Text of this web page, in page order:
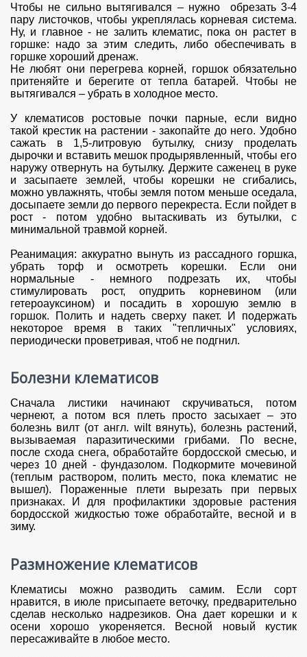
Чтобы не сильно вытягивался – нужно обрезать 3-4
пару листочков, чтобы укреплялась корневая система.
Ну, и главное - не залить клематис, пока он растет в
горшке: надо за этим следить, либо обеспечивать в
горшке хороший дренаж.
Не любят они перегрева корней, горшок обязательно
притеняйте и берегите от тепла батарей. Чтобы не
вытягивался – убрать в холодное место.
У клематисов ростовые почки парные, если видно
такой крестик на растении - закопайте до него. Удобно
сажать в 1,5-литровую бутылку, снизу проделать
дырочки и вставить мешок продырявленный, чтобы его
наружу отвернуть на бутылку. Держите саженец в руке
и засыпаете землей, чтобы корешки не сгибались,
можно увлажнять, чтобы земля потом меньше оседала,
досыпаете земли до первого перекреста. Если пойдет в
рост - потом удобно вытаскивать из бутылки, с
минимальной травмой корней.
Реанимация: аккуратно вынуть из рассадного горшка,
убрать торф и осмотреть корешки. Если они
нормальные - немного подрезать их, чтобы
стимулировать рост, опудрить корневином (или
гетероауксином) и посадить в хорошую землю в
горшок. Полить и надеть сверху пакет. И подержать
некоторое время в таких "тепличных" условиях,
периодически проветривая, чтоб не подгнил.
Болезни клематисов
Сначала листики начинают скручиваться, потом
чернеют, а потом вся плеть просто засыхает – это
болезнь вилт (от англ. wilt вянуть), болезнь растений,
вызываемая паразитическими грибами. По весне,
после схода снега, обработайте бордосской смесью, и
через 10 дней - фундазолом. Подкормите мочевиной
(теплым раствором, полить место, пока клематис не
вышел). Пораженные плети вырезать при первых
признаках. И для профилактики здоровые растения
бордосской жидкостью тоже обработайте, весной и в
зиму.
Размножение клематисов
Клематисы можно разводить самим. Если сорт
нравится, в июле присыпаете веточку, предварительно
сделав несколько надрезиков. Она дает корешки и к
осени хорошо укореняется. Весной новый кустик
пересаживайте в любое место.